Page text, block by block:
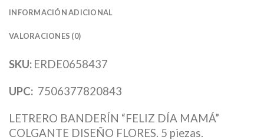
INFORMACIÓN ADICIONAL
VALORACIONES (0)
SKU: ERDE0658437
UPC: 7506377820843
LETRERO BANDERÍN “FELIZ DÍA MAMÁ”
COLGANTE DISEÑO FLORES. 5 piezas.